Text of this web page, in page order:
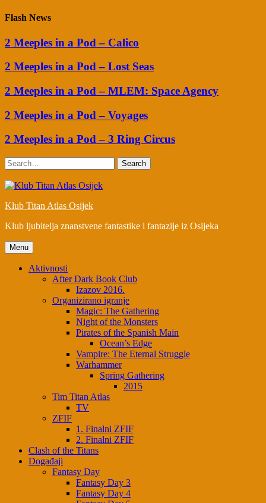
Flash News
2 Meeples in a Pod – Calico
2 Meeples in a Pod – Lost Seas
2 Meeples in a Pod – MLEM: Space Agency
2 Meeples in a Pod – Voyages
2 Meeples in a Pod – 3 Ring Circus
Search
Klub Titan Atlas Osijek
Klub ljubitelja znanstvene fantastike i fantazije iz Osijeka
Menu
Aktivnosti
After Dark Book Club
Izazov 2016.
Organizirano igranje
Magic: The Gathering
Night of the Monsters
Pirates of the Spanish Main
Ocean’s Edge
Vampire: The Eternal Struggle
Warhammer
Spring Gathering
2015
Tim Titan Atlas
TV
ZFIF
1. Finalni ZFIF
2. Finalni ZFIF
Clash of the Titans
Događaji
Fantasy Day
Fantasy Day 3
Fantasy Day 4